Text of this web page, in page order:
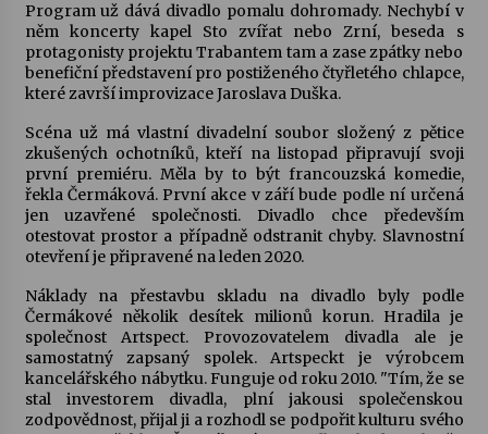
Program už dává divadlo pomalu dohromady. Nechybí v
něm koncerty kapel Sto zvířat nebo Zrní, beseda s
protagonisty projektu Trabantem tam a zase zpátky nebo
benefiční představení pro postiženého čtyřletého chlapce,
které završí improvizace Jaroslava Duška.
Scéna už má vlastní divadelní soubor složený z pětice
zkušených ochotníků, kteří na listopad připravují svoji
první premiéru. Měla by to být francouzská komedie,
řekla Čermáková. První akce v září bude podle ní určená
jen uzavřené společnosti. Divadlo chce především
otestovat prostor a případně odstranit chyby. Slavnostní
otevření je připravené na leden 2020.
Náklady na přestavbu skladu na divadlo byly podle
Čermákové několik desítek milionů korun. Hradila je
společnost Artspect. Provozovatelem divadla ale je
samostatný zapsaný spolek. Artspeckt je výrobcem
kancelářského nábytku. Funguje od roku 2010. "Tím, že se
stal investorem divadla, plní jakousi společenskou
zodpovědnost, přijal ji a rozhodl se podpořit kulturu svého